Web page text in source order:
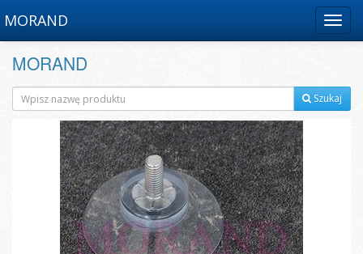
Menu
MORAND
MORAND
Szukaj